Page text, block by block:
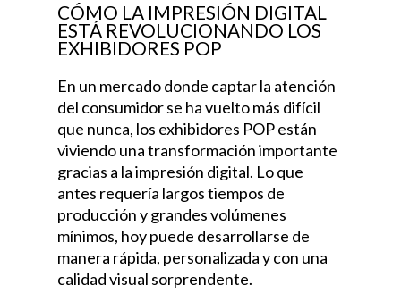
CÓMO LA IMPRESIÓN DIGITAL
ESTÁ REVOLUCIONANDO LOS
EXHIBIDORES POP
En un mercado donde captar la atención
del consumidor se ha vuelto más difícil
que nunca, los exhibidores POP están
viviendo una transformación importante
gracias a la impresión digital. Lo que
antes requería largos tiempos de
producción y grandes volúmenes
mínimos, hoy puede desarrollarse de
manera rápida, personalizada y con una
calidad visual sorprendente.